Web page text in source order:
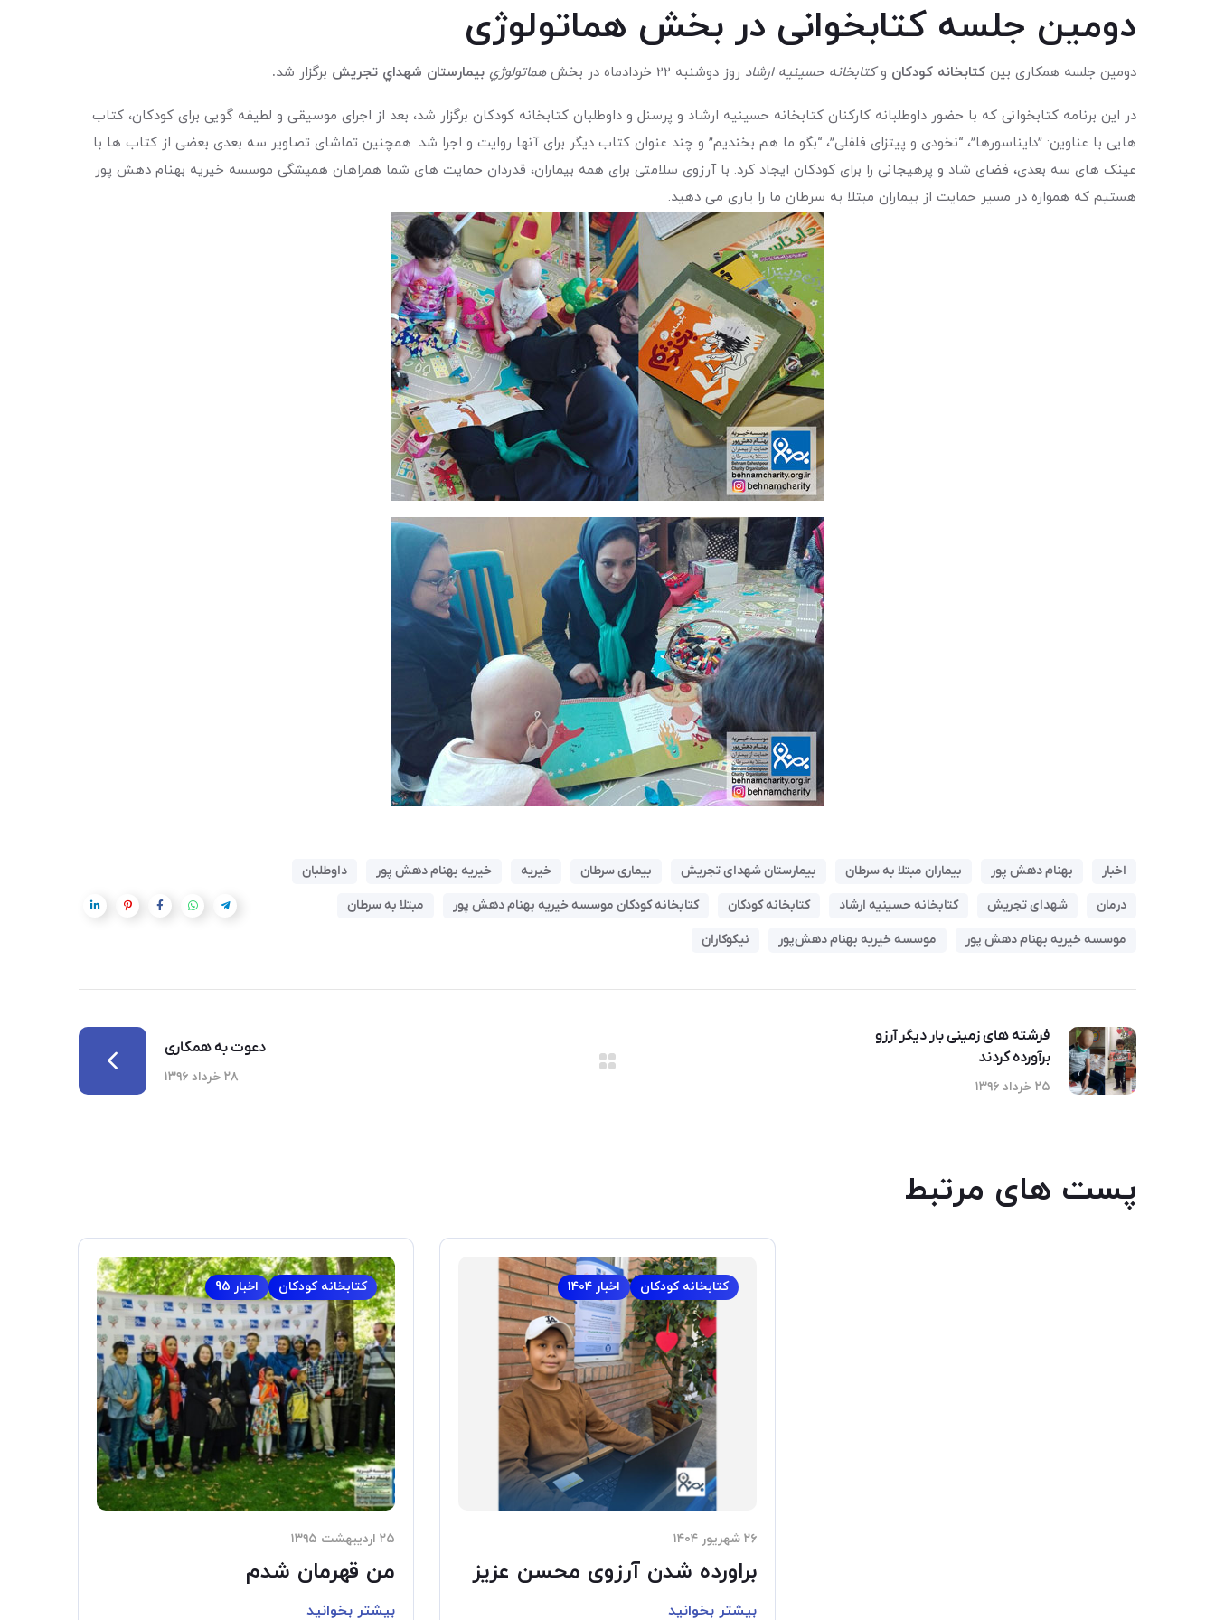
دومین جلسه کتابخوانی در بخش هماتولوژی
دومین جلسه همكاری بين كتابخانه كودكان وكتابخانه حسينيه ارشاد روز دوشنبه ۲۲ خردادماه در بخش هماتولوژي بيمارستان شهداي تجريش برگزار شد.
در این برنامه کتابخوانی که با حضور داوطلبانه کارکنان کتابخانه حسینیه ارشاد و پرسنل و داوطلبان کتابخانه کودکان برگزار شد، بعد از اجرای موسیقی و لطیفه گویی برای کودکان، کتاب
هایی با عناوین: ”دایناسورها”، “نخودی و پیتزای فلفلی”، “بگو ما هم بخندیم” و چند عنوان کتاب دیگر برای آنها روایت و اجرا شد. همچنین تماشای تصاویر سه بعدی بعضی از کتاب ها با
عینک های سه بعدی، فضای شاد و پرهیجانی را برای کودکان ایجاد کرد. با آرزوی سلامتی برای همه بیماران، قدردان حمایت های شما همراهان همیشگی موسسه خیریه بهنام دهش پور
هستیم که همواره در مسیر حمایت از بیماران مبتلا به سرطان ما را یاری می دهید.
اخبار بهنام دهش پور بیماران مبتلا به سرطان بیمارستان شهدای تجریش بیماری سرطان خیریه خیریه بهنام دهش پور
داوطلبان
درمان
شهدای تجریش کتابخانه حسینیه ارشاد کتابخانه کودکان کتابخانه کودکان موسسه خیریه بهنام دهش پور
مبتلا به سرطان
موسسه خیریه بهنام دهش پور
موسسه خیریه بهنام دهش‌پور نیکوکاران
فرشته های زمینی بار دیگر آرزو
برآورده کردند
۲۵ خرداد ۱۳۹۶
دعوت به همکاری
۲۸ خرداد ۱۳۹۶
پست های مرتبط
اخبار ۱۴۰۴ کتابخانه کودکان
۲۶ شهریور ۱۴۰۴
براورده شدن آرزوی محسن عزیز
بیشتر بخوانید
اخبار 95 کتابخانه کودکان
۲۵ اردیبهشت ۱۳۹۵
من قهرمان شدم
بیشتر بخوانید